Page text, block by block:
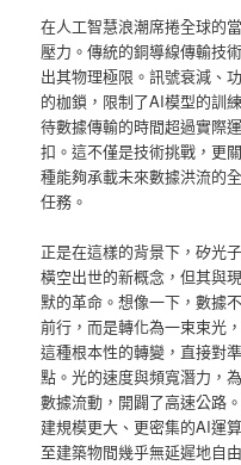
在人工智慧浪潮席捲全球的
壓力。傳統的銅導線傳輸技
出其物理極限。訊號衰減、
的枷鎖，限制了AI模型的訓
待數據傳輸的時間超過實際
扣。這不僅是技術挑戰，更
種能夠承載未來數據洪流的
任務。
正是在這樣的背景下，矽光
橫空出世的新概念，但其與
默的革命。想像一下，數據
前行，而是轉化為一束束光
這種根本性的轉變，直接對
點。光的速度與頻寬潛力，
數據流動，開闢了高速公路
建規模更大、更密集的AI運
至建築物間幾乎無延遲地自